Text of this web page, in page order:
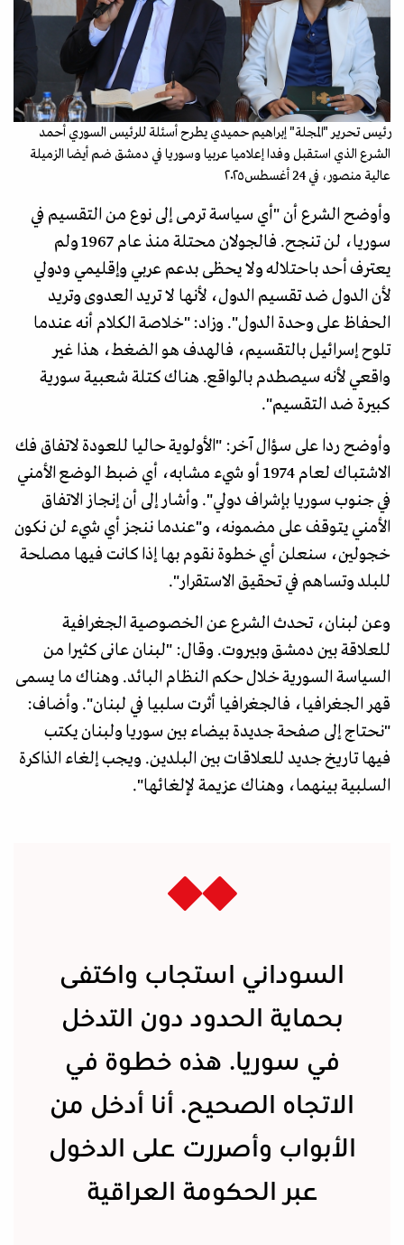
رئيس تحرير "المجلة" إبراهيم حميدي يطرح أسئلة للرئيس السوري أحمد
الشرع الذي استقبل وفدا إعلاميا عربيا وسوريا في دمشق ضم أيضا الزميلة
عالية منصور، في 24 أغسطس٢٠٢٥
وأوضح الشرع أن "أي سياسة ترمى إلى نوع من التقسيم في
سوريا، لن تنجح. فالجولان محتلة منذ عام 1967 ولم
يعترف أحد باحتلاله ولا يحظى بدعم عربي وإقليمي ودولي
لأن الدول ضد تقسيم الدول، لأنها لا تريد العدوى وتريد
الحفاظ على وحدة الدول". وزاد: "خلاصة الكلام أنه عندما
تلوح إسرائيل بالتقسيم، فالهدف هو الضغط، هذا غير
واقعي لأنه سيصطدم بالواقع. هناك كتلة شعبية سورية
كبيرة ضد التقسيم".
وأوضح ردا على سؤال آخر: "الأولوية حاليا للعودة لاتفاق فك
الاشتباك لعام 1974 أو شيء مشابه، أي ضبط الوضع الأمني
في جنوب سوريا بإشراف دولي". وأشار إلى أن إنجاز الاتفاق
الأمني يتوقف على مضمونه، و"عندما ننجز أي شيء لن نكون
خجولين، سنعلن أي خطوة نقوم بها إذا كانت فيها مصلحة
للبلد وتساهم في تحقيق الاستقرار".
وعن لبنان، تحدث الشرع عن الخصوصية الجغرافية
للعلاقة بين دمشق وبيروت. وقال: "لبنان عانى كثيرا من
السياسة السورية خلال حكم النظام البائد. وهناك ما يسمى
قهر الجغرافيا، فالجغرافيا أثرت سلبيا في لبنان". وأضاف:
"نحتاج إلى صفحة جديدة بيضاء بين سوريا ولبنان يكتب
فيها تاريخ جديد للعلاقات بين البلدين. ويجب إلغاء الذاكرة
السلبية بينهما، وهناك عزيمة لإلغائها".
السوداني استجاب واكتفى
بحماية الحدود دون التدخل
في سوريا. هذه خطوة في
الاتجاه الصحيح. أنا أدخل من
الأبواب وأصررت على الدخول
عبر الحكومة العراقية